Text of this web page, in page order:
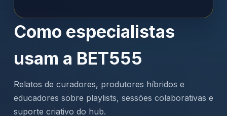
Como especialistas
usam a BET555
Relatos de curadores, produtores híbridos e
educadores sobre playlists, sessões colaborativas e
suporte criativo do hub.